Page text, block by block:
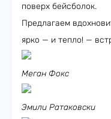
поверх бейсболок.
Предлагаем
ярко — и тепло! —
Меган Фокс
Эмили Ратаковски